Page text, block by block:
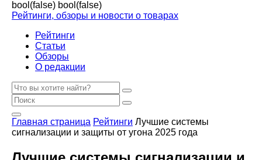
bool(false) bool(false)
Рейтинги, обзоры и новости о товарах
Рейтинги
Статьи
Обзоры
О редакции
Главная страница Рейтинги Лучшие системы
сигнализации и защиты от угона 2025 года